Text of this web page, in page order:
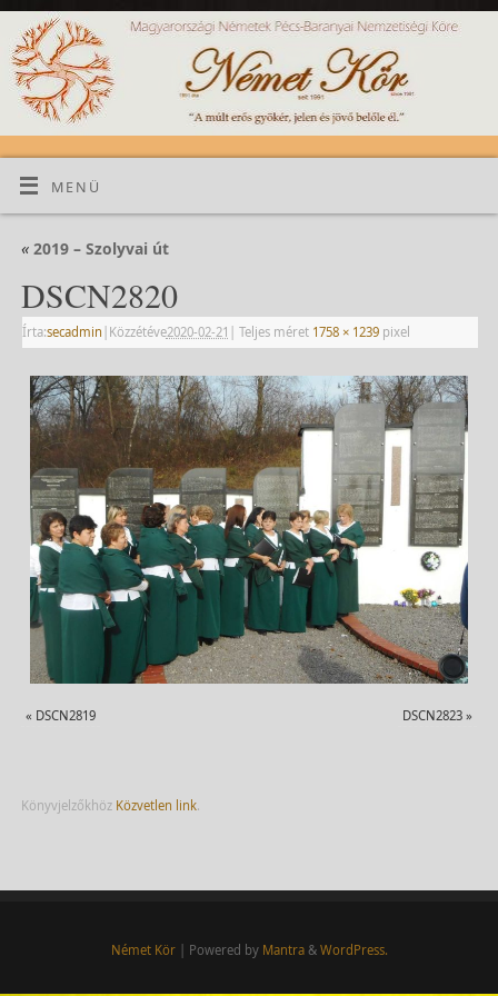
MENÜ
«2019 – Szolyvai út
DSCN2820
Írta:secadmin | Közzétéve2020-02-21 | Teljes méret 1758 × 1239pixel
« DSCN2819 DSCN2823 »
Könyvjelzőkhöz Közvetlen link.
Német Kör| Powered by Mantra& WordPress.